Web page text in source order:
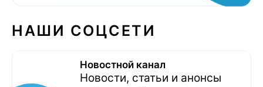
НАШИ СОЦСЕТИ
Новостной канал
Новости, статьи и анонсы